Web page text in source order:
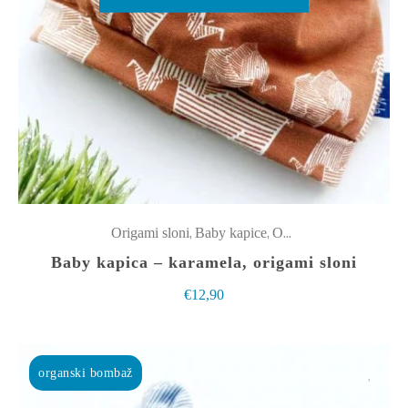
ima
več
različic.
Možnosti
lahko
izberete
na
strani
Origami sloni, Baby kapice, Oblačila
Baby kapica – karamela, origami sloni
€12,90
organski bombaž